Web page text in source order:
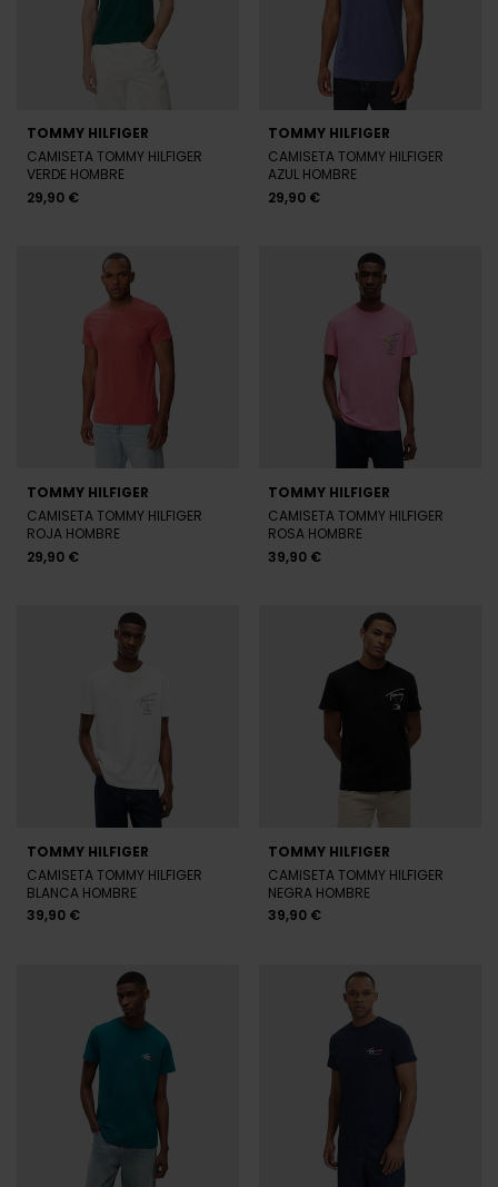
TOMMY HILFIGER
CAMISETA TOMMY HILFIGER
VERDE HOMBRE
29,90 €
TOMMY HILFIGER
CAMISETA TOMMY HILFIGER
AZUL HOMBRE
29,90 €
TOMMY HILFIGER
CAMISETA TOMMY HILFIGER
ROJA HOMBRE
29,90 €
TOMMY HILFIGER
CAMISETA TOMMY HILFIGER
ROSA HOMBRE
39,90 €
TOMMY HILFIGER
CAMISETA TOMMY HILFIGER
BLANCA HOMBRE
39,90 €
TOMMY HILFIGER
CAMISETA TOMMY HILFIGER
NEGRA HOMBRE
39,90 €